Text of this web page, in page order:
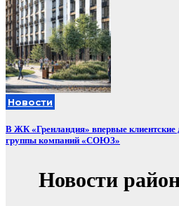
Новости
В ЖК «Гренландия» впервые клиентские
группы компаний «СОЮЗ»